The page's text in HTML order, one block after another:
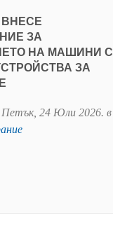
ЗА
НА МАШИНИ С
ЗА
Петък, 24 Юли 2026. в